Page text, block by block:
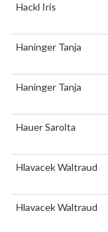
Hackl Iris
Haninger Tanja
Haninger Tanja
Hauer Sarolta
Hlavacek Waltraud
Hlavacek Waltraud